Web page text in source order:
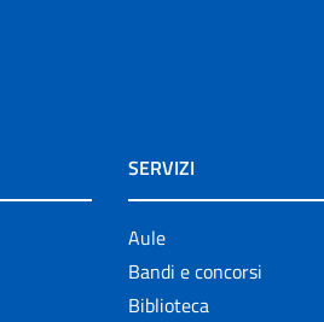
SERVIZI
Aule
Bandi e concorsi
Biblioteca